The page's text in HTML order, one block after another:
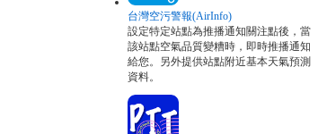
台灣空污警報(AirInfo)
設定特定站點為推播通知關注點後，當
該站點空氣品質變糟時，即時推播通知
給您。另外提供站點附近基本天氣預測
資料。